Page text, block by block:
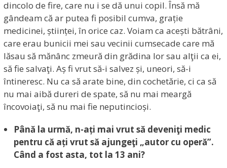
dincolo de fire, care nu i se dă unui copil. Însă mă
gândeam că ar putea fi posibil cumva, grație
medicinei, științei, în orice caz. Voiam ca acești bătrâni,
care erau bunicii mei sau vecinii cumsecade care mă
lăsau să mănânc zmeură din grădina lor sau alţii ca ei,
să fie salvaţi. Aș fi vrut să-i salvez și, uneori, să-i
întineresc. Nu ca să arate bine, din cochetărie, ci ca să
nu mai aibă dureri de spate, să nu mai meargă
încovoiaţi, să nu mai fie neputincioși.
Până la urmă, n-ați mai vrut să deveniţi medic
pentru că ați vrut să ajungeţi „autor cu operă”.
Când a fost asta, tot la 13 ani?